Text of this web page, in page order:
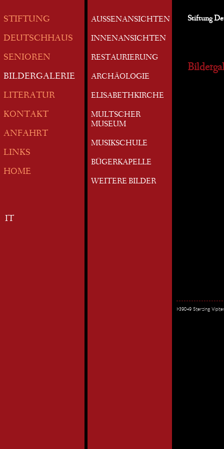
STIFTUNG
DEUTSCHHAUS
SENIOREN
BILDERGALERIE
LITERATUR
KONTAKT
ANFAHRT
LINKS
HOME
IT
AUSSENANSICHTEN
INNENANSICHTEN
RESTAURIERUNG
ARCHÄOLOGIE
ELISABETHKIRCHE
MULTSCHER
MUSEUM
MUSIKSCHULE
BÜGERKAPELLE
WEITERE BILDER
Stiftung
I-39049 Sterzing